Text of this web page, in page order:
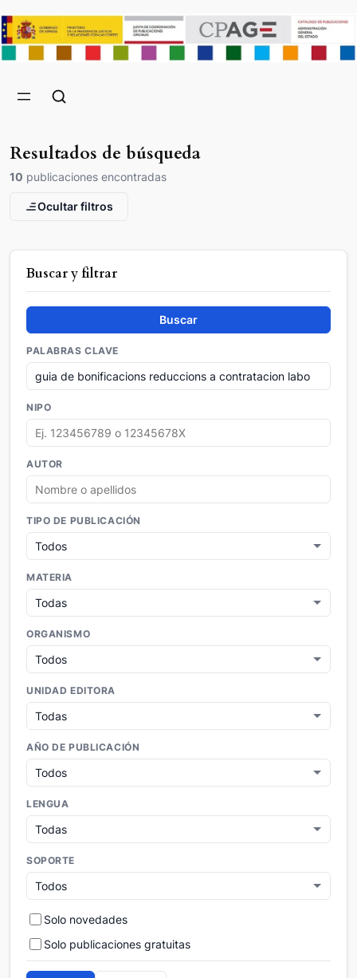
Resultados de búsqueda
10 publicaciones encontradas
Ocultar filtros
Buscar y filtrar
Buscar
PALABRAS CLAVE
NIPO
AUTOR
TIPO DE PUBLICACIÓN
MATERIA
ORGANISMO
UNIDAD EDITORA
AÑO DE PUBLICACIÓN
LENGUA
SOPORTE
Solo novedades
Solo publicaciones gratuitas